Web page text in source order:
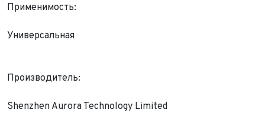
Применимость:
Универсальная
Производитель:
Shenzhen Aurora Technology Limited
Обратная связь